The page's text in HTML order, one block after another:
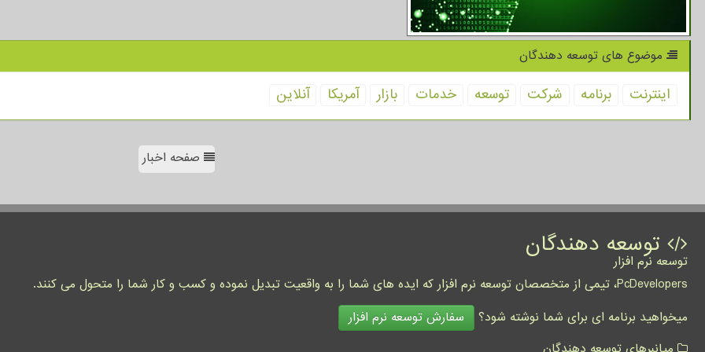
موضوع های توسعه دهندگان
اینترنت برنامه شركت توسعه خدمات بازار آمریكا آنلاین
صفحه اخبار
توسعه دهندگان
توسعه نرم افزار
PcDevelopers، تیمی از متخصصان توسعه نرم افزار که ایده های شما را به واقعیت تبدیل نموده و کسب و کار شما را متحول می کنند.
میخواهید برنامه ای برای شما نوشته شود؟
سفارش توسعه نرم افزار